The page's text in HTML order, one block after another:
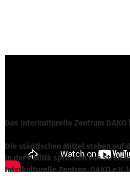
Das Interkulturelle Zentrum
Die städtischen Mittel stehen auf
in der Politik sprechen von
Interkulturelle Zentren. DAKO